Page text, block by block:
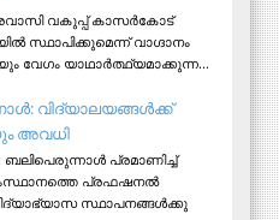
വകുപ്പ് കാസര്‍കോട്
സ്ഥാപിക്കുമെന്ന് വാഗ്ദാനം
യാഥാര്‍ത്ഥ്യമാക്കുന്ന...
വിദ്യാലയങ്ങള്‍ക്ക്
അവധി
പ്രമാണിച്ച്
പ്രഫഷനല്‍
സ്ഥാപനങ്ങള്‍ക്കു